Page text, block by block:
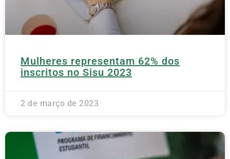
Mulheres representam 62% dos
inscritos no Sisu 2023
2 de março de 2023